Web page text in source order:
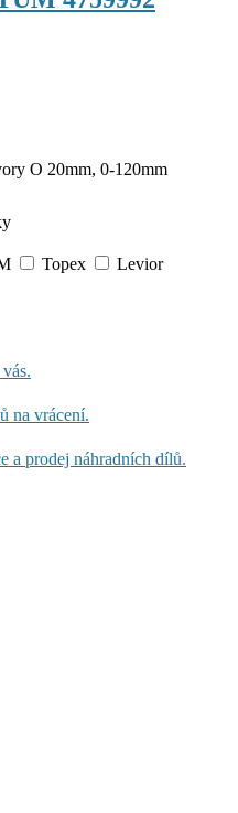
O 20mm, 0-120mm
Topex Levior
na vrácení.
a prodej náhradních dílů.